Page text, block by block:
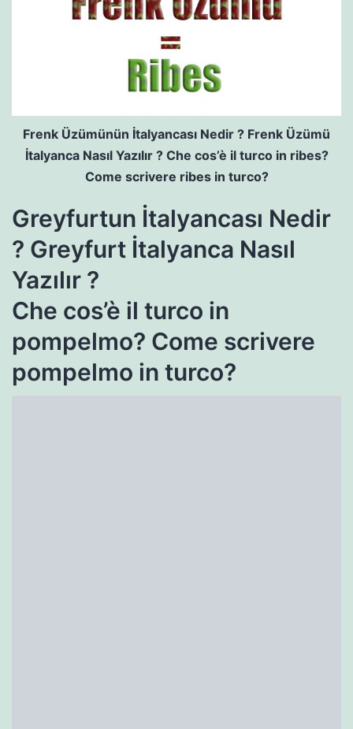
Frenk Üzümünün İtalyancası Nedir ? Frenk Üzümü
İtalyanca Nasıl Yazılır ? Che cos’è il turco in ribes?
Come scrivere ribes in turco?
Greyfurtun İtalyancası Nedir
? Greyfurt İtalyanca Nasıl
Yazılır ?
Che cos’è il turco in
pompelmo? Come scrivere
pompelmo in turco?